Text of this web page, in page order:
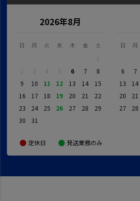
2026年8月
日 月 火 水 木 金 土
1
2
3 4 5 6 7
8
9
10 11 12 13 14
15
16
17 18 19 20 21
22
23
24 25 26 27 28
29
30
31
日 月
6
7
13
14
20
21
27
28
定休日 発送業務のみ